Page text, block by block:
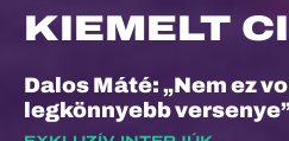
KIEMELT
Dalos Máté: „Nem ez
legkönnyebb